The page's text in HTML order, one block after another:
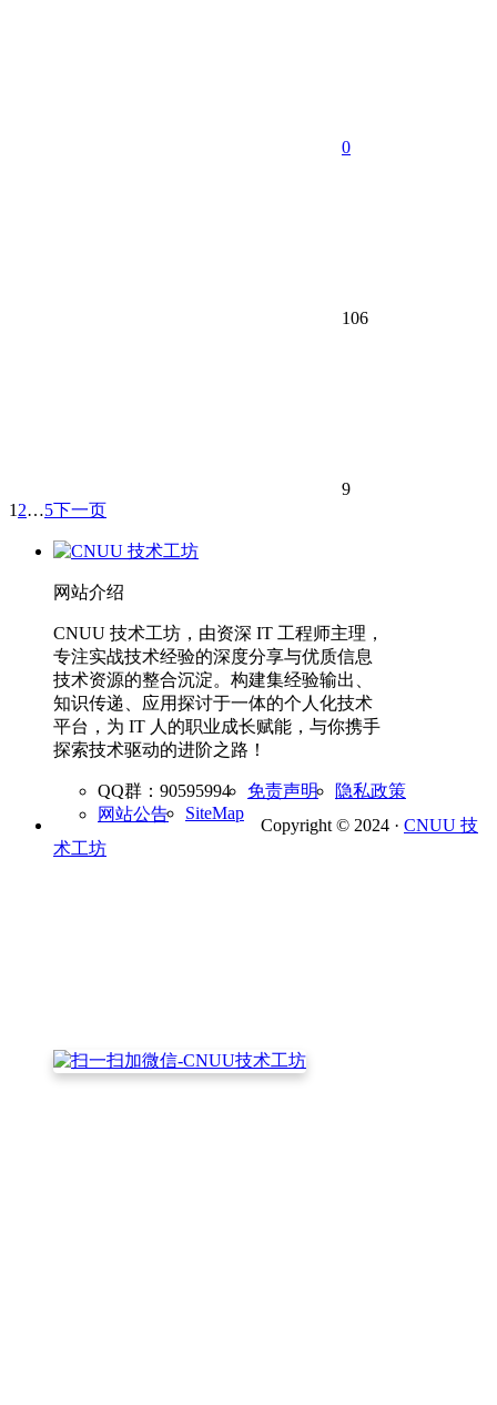
0
106
9
1 2…5下一页
网站介绍
CNUU 技术工坊，由资深 IT 工程师主理，
专注实战技术经验的深度分享与优质信息
技术资源的整合沉淀。构建集经验输出、
知识传递、应用探讨于一体的个人化技术
平台，为 IT 人的职业成长赋能，与你携手
探索技术驱动的进阶之路！
QQ群：90595994 免责声明
隐私政策
网站公告
SiteMap
Copyright © 2024 · CNUU 技
术工坊